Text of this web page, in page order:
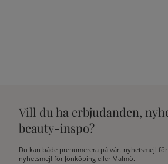
Vill du ha erbjudanden,
beauty-inspo?
Du kan både prenumerera på vårt nyhetsmejl
nyhetsmejl för Jönköping eller Malmö.